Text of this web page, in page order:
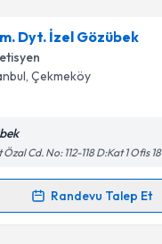
Dyt. İzel Gözübek
, Çekmeköy
Cd. No: 112-118 D:Kat 1 Ofis 18
Randevu Talep Et
Takvimi Talebi